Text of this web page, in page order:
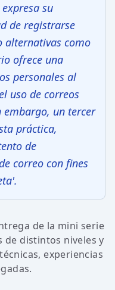
su
de registrarse
alternativas como
ofrece una
personales al
uso de correos
embargo, un tercer
práctica,
de
correo con fines
de la mini serie
de distintos niveles y
experiencias